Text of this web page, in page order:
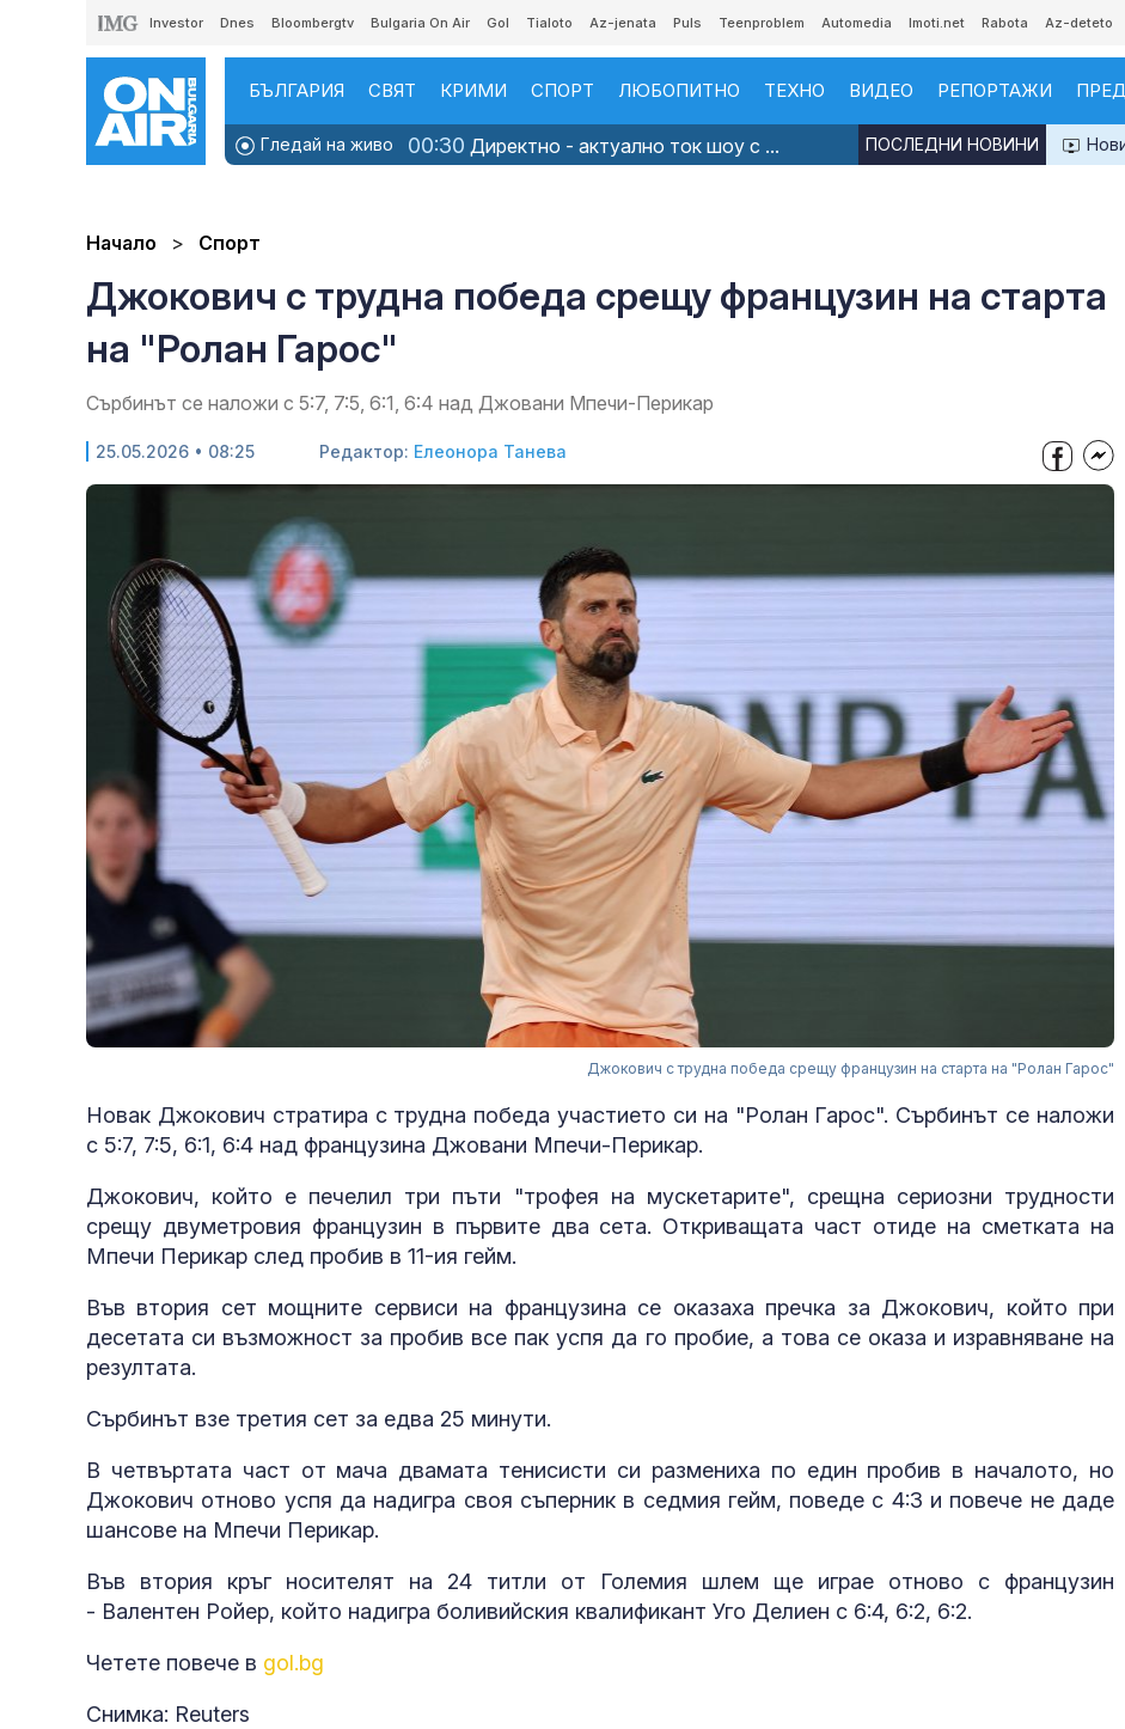
Investor Dnes Bloombergtv Bulgaria On Air Gol Tialoto Az-jenata Puls Teenproblem Automedia Imoti.net Rabota Az-deteto
БЪЛГАРИЯ СВЯТ КРИМИ СПОРТ ЛЮБОПИТНО ТЕХНО ВИДЕО РЕПОРТАЖИ
Гледай на живо 00:30 Директно - актуално ток шоу с ... ПОСЛЕДНИ НОВИНИ
Начало Спорт
Джокович с трудна победа срещу французин на старта
на "Ролан Гарос"
Сърбинът се наложи с 5:7, 7:5, 6:1, 6:4 над Джовани Мпечи-Перикар
25.05.2026 • 08:25 Редактор: Елеонора Танева
Джокович с трудна победа срещу французин на старта на "Ролан Гарос"
Новак Джокович стратира с трудна победа участието си на "Ролан Гарос". Сърбинът се наложи
с 5:7, 7:5, 6:1, 6:4 над французина Джовани Мпечи-Перикар.
Джокович, който е печелил три пъти "трофея на мускетарите", срещна сериозни трудности
срещу двуметровия французин в първите два сета. Откриващата част отиде на сметката на
Мпечи Перикар след пробив в 11-ия гейм.
Във втория сет мощните сервиси на французина се оказаха пречка за Джокович, който при
десетата си възможност за пробив все пак успя да го пробие, а това се оказа и изравняване на
резултата.
Сърбинът взе третия сет за едва 25 минути.
В четвъртата част от мача двамата тенисисти си размениха по един пробив в началото, но
Джокович отново успя да надигра своя съперник в седмия гейм, поведе с 4:3 и повече не даде
шансове на Мпечи Перикар.
Във втория кръг носителят на 24 титли от Големия шлем ще играе отново с французин
- Валентен Ройер, който надигра боливийския квалификант Уго Делиен с 6:4, 6:2, 6:2.
Четете повече в gol.bg
Снимка: Reuters
Китай тества Z-10 за
полети под радара
Как войните между